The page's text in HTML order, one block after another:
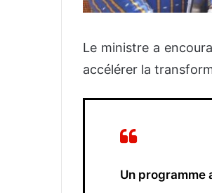
Le ministre a
accélérer la
Un programme